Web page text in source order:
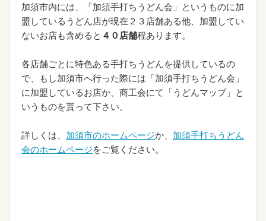
加須市内には、「加須手打ちうどん会」というものに加
盟しているうどん店が現在２３店舗ある他、加盟してい
ないお店も含めると ４０店舗程あります。
各店舗ごとに特色ある手打ちうどんを提供しているの
で、もし加須市へ行った際には「加須手打ちうどん会」
に加盟しているお店か、商工会にて「うどんマップ」と
いうものを貰って下さい。
詳しくは、 加須市のホームページか、 加須手打ちうどん
会のホームページをご覧ください。